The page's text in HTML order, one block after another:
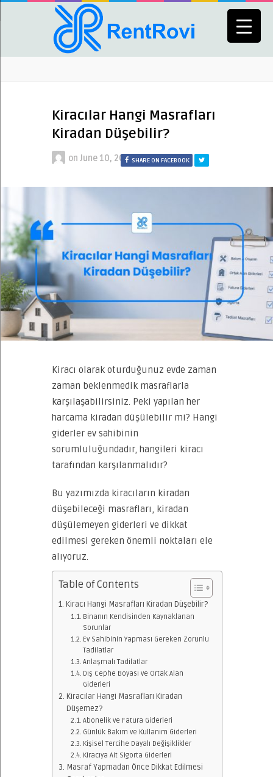
Kiracılar Hangi Masrafları
Kiradan Düşebilir?
on June 10, 2023SHARE ON FACEBOOK
Kiracı olarak oturduğunuz evde zaman
zaman beklenmedik masraflarla
karşılaşabilirsiniz. Peki yapılan her
harcama kiradan düşülebilir mi? Hangi
giderler ev sahibinin
sorumluluğundadır, hangileri kiracı
tarafından karşılanmalıdır?
Bu yazımızda kiracıların kiradan
düşebileceği masrafları, kiradan
düşülemeyen giderleri ve dikkat
edilmesi gereken önemli noktaları ele
alıyoruz.
Table of Contents
Kiracı Hangi Masrafları Kiradan Düşebilir?
Binanın Kendisinden Kaynaklanan
Sorunlar
Ev Sahibinin Yapması Gereken Zorunlu
Tadilatlar
Anlaşmalı Tadilatlar
Dış Cephe Boyası ve Ortak Alan
Giderleri
Kiracılar Hangi Masrafları Kiradan
Düşemez?
Abonelik ve Fatura Giderleri
Günlük Bakım ve Kullanım Giderleri
Kişisel Tercihe Dayalı Değişiklikler
Kiracıya Ait Sigorta Giderleri
Masraf Yapmadan Önce Dikkat Edilmesi